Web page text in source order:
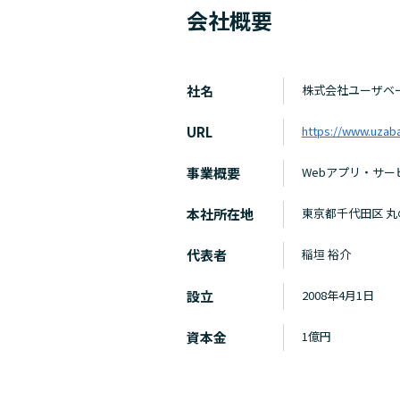
会社概要
社名 株式会社ユーザベ
URL https://
事業概要 Webアプリ・サー
本社所在地 東京都千代田区
代表者 稲垣 裕介
設立 2008年4月1日
資本金 1億円